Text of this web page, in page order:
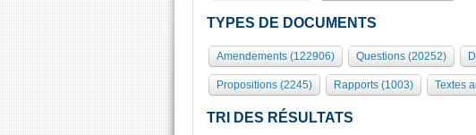
TYPES DE DOCUMENTS
Amendements (122906) Questions (20252)
Propositions (2245) Rapports (1003) Textes
TRI DES RÉSULTATS